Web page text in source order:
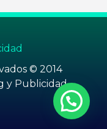
© 2014
y Publicidad